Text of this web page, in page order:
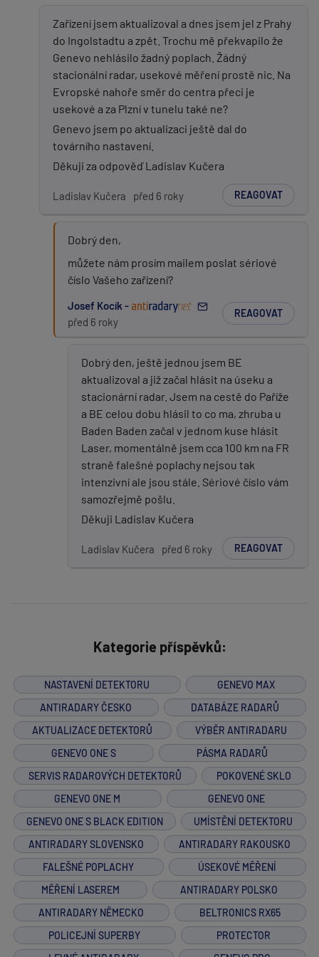
Zařízení jsem aktualizoval a dnes jsem jel z Prahy
do Ingolstadtu a zpět. Trochu mě překvapilo že
Genevo nehlásilo žadný poplach. Žádný
stacionální radar, usekové měření prostě nic. Na
Evropské nahoře směr do centra přeci je
usekové a za Plzní v tunelu také ne?
Genevo jsem po aktualizaci ještě dal do
továrního nastavení.
Děkuji za odpověď Ladislav Kučera
Ladislav Kučera před 6 roky REAGOVAT
Dobrý den,
můžete nám prosím mailem poslat sériové
číslo Vašeho zařízení?
Josef Kocík -
před 6 roky
REAGOVAT
Dobrý den, ještě jednou jsem BE
aktualizoval a již začal hlásit na úseku a
stacionární radar. Jsem na cestě do Paříže
a BE celou dobu hlásil to co ma, zhruba u
Baden Baden začal v jednom kuse hlásit
Laser, momentálně jsem cca 100 km na FR
straně falešné poplachy nejsou tak
intenzivní ale jsou stále. Sériové číslo vám
samozřejmě pošlu.
Děkuji Ladislav Kučera
Ladislav Kučera před 6 roky REAGOVAT
Kategorie příspěvků:
NASTAVENÍ DETEKTORU
GENEVO MAX
ANTIRADARY ČESKO
DATABÁZE RADARŮ
AKTUALIZACE DETEKTORŮ
VÝBĚR ANTIRADARU
GENEVO ONE S
PÁSMA RADARŮ
SERVIS RADAROVÝCH DETEKTORŮ
POKOVENÉ SKLO
GENEVO ONE M
GENEVO ONE
GENEVO ONE S BLACK EDITION
UMÍSTĚNÍ DETEKTORU
ANTIRADARY SLOVENSKO
ANTIRADARY RAKOUSKO
FALEŠNÉ POPLACHY
ÚSEKOVÉ MĚŘENÍ
MĚŘENÍ LASEREM
ANTIRADARY POLSKO
ANTIRADARY NĚMECKO
BELTRONICS RX65
POLICEJNÍ SUPERBY
PROTECTOR